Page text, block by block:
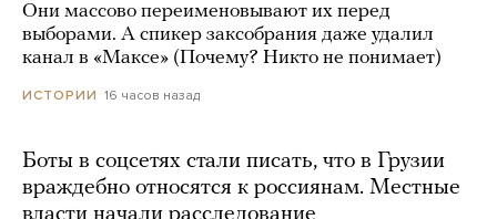
Они массово переименовывают их перед
выборами. А спикер заксобрания даже удалил
канал в «Максе» (Почему? Никто не понимает)
ИСТОРИИ 16 часов назад
Боты в соцсетях стали писать, что в Грузии
враждебно относятся к россиянам. Местные